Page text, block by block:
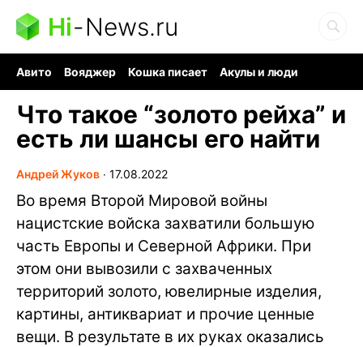
Hi-News.ru
Авито Вояджер Кошка писает
Акулы и люди
Что такое “золото рейха” и
есть ли шансы его найти
Андрей Жуков ∙ 17.08.2022
Во время Второй Мировой войны
нацистские войска захватили большую
часть Европы и Северной Африки. При
этом они вывозили с захваченных
территорий золото, ювелирные изделия,
картины, антиквариат и прочие ценные
вещи. В результате в их руках оказались